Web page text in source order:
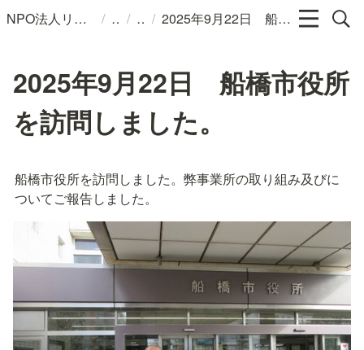
NPO法人リンパカフェ / / / 2025年9月22日 船橋市役所を訪問しました。
2025年9月22日 船橋市役所
を訪問しました。
船橋市役所を訪問しました。弊事業所の取り組み及びに
ついてご報告しました。